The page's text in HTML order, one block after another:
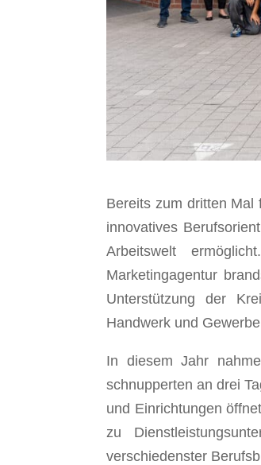
Bereits zum dritten Mal
innovatives
Arbeitswelt
Marketingagentur
Unterstützung der
Handwerk und
In diesem Jahr
schnupperten an drei
und Einrichtungen
zu
verschiedenster